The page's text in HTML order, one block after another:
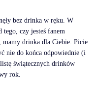
bez drinka w ręku. W
tego, czy jesteś fanem
drinka dla Ciebie. Picie
nie do końca odpowiednie (i
świątecznych drinków
rok.